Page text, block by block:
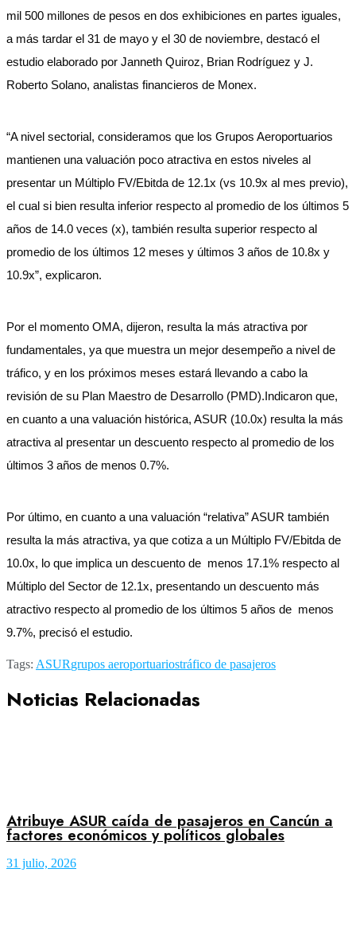
mil 500 millones de pesos en dos exhibiciones en partes iguales,
a más tardar el 31 de mayo y el 30 de noviembre, destacó el
estudio elaborado por Janneth Quiroz, Brian Rodríguez y J.
Roberto Solano, analistas financieros de Monex.
“A nivel sectorial, consideramos que los Grupos Aeroportuarios
mantienen una valuación poco atractiva en estos niveles al
presentar un Múltiplo FV/Ebitda de 12.1x (vs 10.9x al mes previo),
el cual si bien resulta inferior respecto al promedio de los últimos 5
años de 14.0 veces (x), también resulta superior respecto al
promedio de los últimos 12 meses y últimos 3 años de 10.8x y
10.9x”, explicaron.
Por el momento OMA, dijeron, resulta la más atractiva por
fundamentales, ya que muestra un mejor desempeño a nivel de
tráfico, y en los próximos meses estará llevando a cabo la
revisión de su Plan Maestro de Desarrollo (PMD).Indicaron que,
en cuanto a una valuación histórica, ASUR (10.0x) resulta la más
atractiva al presentar un descuento respecto al promedio de los
últimos 3 años de menos 0.7%.
Por último, en cuanto a una valuación “relativa” ASUR también
resulta la más atractiva, ya que cotiza a un Múltiplo FV/Ebitda de
10.0x, lo que implica un descuento de menos 17.1% respecto al
Múltiplo del Sector de 12.1x, presentando un descuento más
atractivo respecto al promedio de los últimos 5 años de menos
9.7%, precisó el estudio.
Tags: ASURgrupos aeroportuariostráfico de pasajeros
Noticias Relacionadas
Atribuye ASUR caída de pasajeros en Cancún a
factores económicos y políticos globales
31 julio, 2026